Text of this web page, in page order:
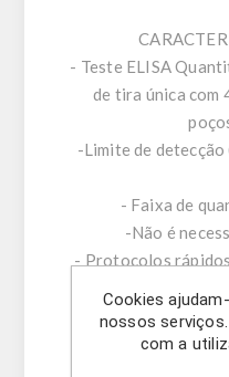
- Teste ELISA
de tira única com
-Limite de
- Faixa de
-Não é
- Protocolos
- Reação
Cookies
nossos
com a